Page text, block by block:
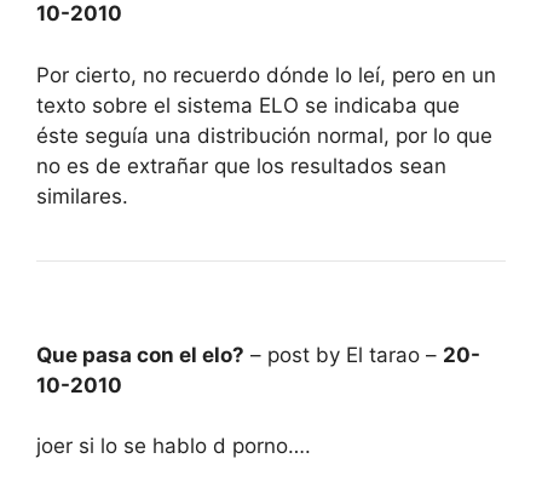
10-2010
Por cierto, no recuerdo dónde lo leí, pero en un
texto sobre el sistema ELO se indicaba que
éste seguía una distribución normal, por lo que
no es de extrañar que los resultados sean
similares.
Que pasa con el elo? – post by El tarao – 20-
10-2010
joer si lo se hablo d porno….